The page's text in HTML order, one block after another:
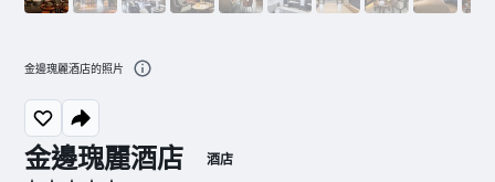
金邊瑰麗酒店 酒店
金邊瑰麗酒店的照片